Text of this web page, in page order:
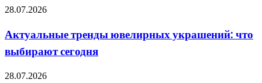
и
задач
подходит
Актуальные
ювелирных
украшений:
что
сегодня
28.07.2026
Актуальные тренды ювелирных украшений: что
выбирают сегодня
Что
28.07.2026